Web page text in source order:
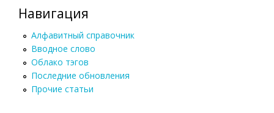
Навигация
Алфавитный справочник
Вводное слово
Облако тэгов
Последние обновления
Прочие статьи